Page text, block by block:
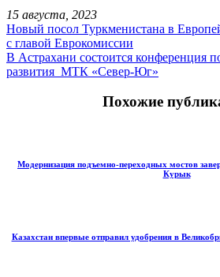
15 августа, 2023
Новый посол Туркменистана в
с главой Еврокомиссии
В Астрахани состоится конференция
развития МТК «Север-Юг»
Похожие
Модернизация подъемно-переходных мостов
Курык
Казахстан впервые отправил удобрения в